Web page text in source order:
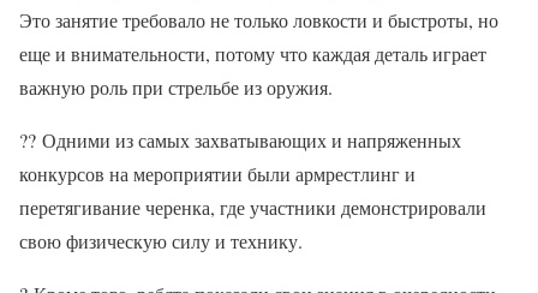
Это занятие требовало не только ловкости и быстроты, но
еще и внимательности, потому что каждая деталь играет
важную роль при стрельбе из оружия.
?? Одними из самых захватывающих и напряженных
конкурсов на мероприятии были армрестлинг и
перетягивание черенка, где участники демонстрировали
свою физическую силу и технику.